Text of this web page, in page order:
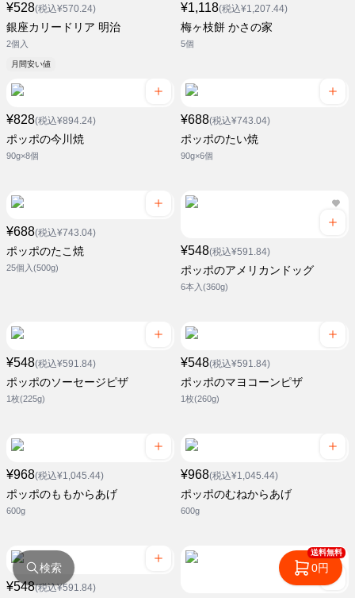
¥528(税込¥570.24)
銀座カリードリア 明治
2個入
月間安い値
¥1,118(税込¥1,207.44)
梅ヶ枝餅 かさの家
5個
¥828(税込¥894.24)
ポッポの今川焼
90g×8個
¥688(税込¥743.04)
ポッポのたい焼
90g×6個
¥688(税込¥743.04)
ポッポのたこ焼
25個入(500g)
¥548(税込¥591.84)
ポッポのアメリカンドッグ
6本入(360g)
¥548(税込¥591.84)
ポッポのソーセージピザ
1枚(225g)
¥548(税込¥591.84)
ポッポのマヨコーンピザ
1枚(260g)
¥968(税込¥1,045.44)
ポッポのももからあげ
600g
¥968(税込¥1,045.44)
ポッポのむねからあげ
600g
¥548(税込¥591.84)
検索
送料無料
0円